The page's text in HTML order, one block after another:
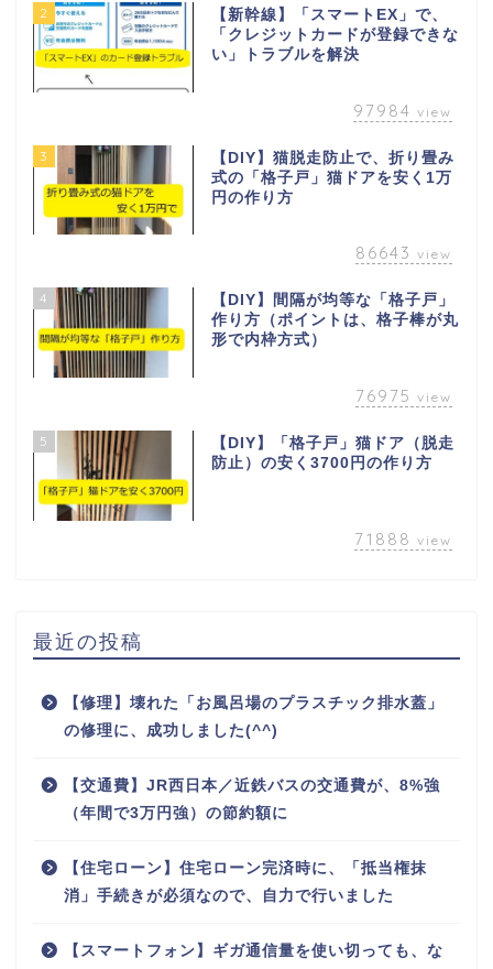
2
【新幹線】「スマートEX」で、
「クレジットカードが登録できな
い」トラブルを解決
97984 view
3
【DIY】猫脱走防止で、折り畳み
式の「格子戸」猫ドアを安く1万
円の作り方
86643 view
4
【DIY】間隔が均等な「格子戸」
作り方（ポイントは、格子棒が丸
形で内枠方式）
76975 view
5
【DIY】「格子戸」猫ドア（脱走
防止）の安く3700円の作り方
71888 view
最近の投稿
【修理】壊れた「お風呂場のプラスチック排水蓋」
の修理に、成功しました(^^)
【交通費】JR西日本／近鉄バスの交通費が、8%強
（年間で3万円強）の節約額に
【住宅ローン】住宅ローン完済時に、「抵当権抹
消」手続きが必須なので、自力で行いました
【スマートフォン】ギガ通信量を使い切っても、な